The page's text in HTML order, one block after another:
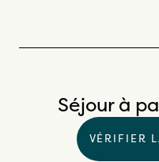
Séjour à
VÉRIFIER